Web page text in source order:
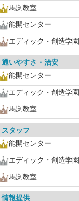
馬渕教室
能開センター
エディック・創造学園
通いやすさ・治安
能開センター
エディック・創造学園
馬渕教室
スタッフ
能開センター
エディック・創造学園
馬渕教室
情報提供